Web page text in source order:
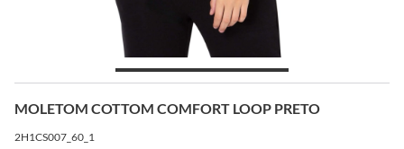
MOLETOM COTTOM COMFORT LOOP PRETO
2H1CS007_60_1